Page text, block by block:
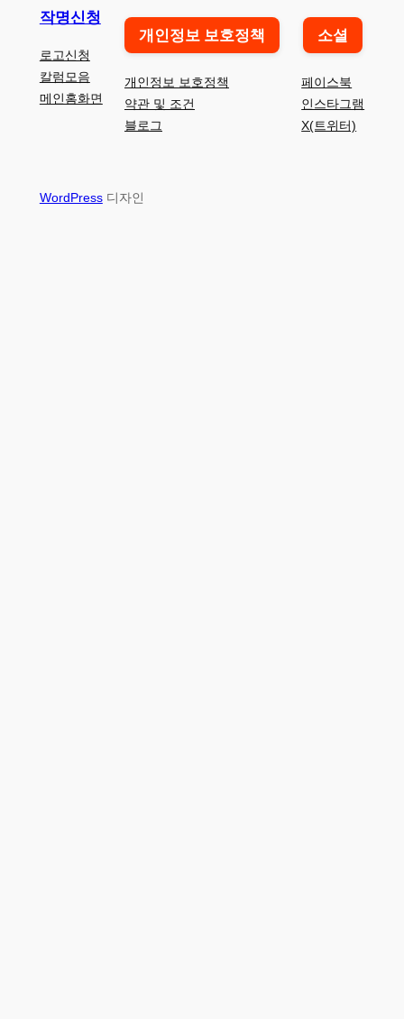
작명신청
로고신청
칼럼모음
메인홈화면
개인정보 보호정책
개인정보 보호정책
약관 및 조건
블로그
소셜
페이스북
인스타그램
X(트위터)
WordPress디자인